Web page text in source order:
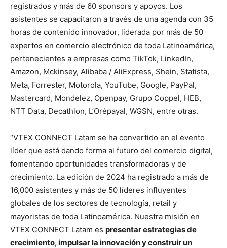
registrados y más de 60 sponsors y apoyos. Los
asistentes se capacitaron a través de una agenda con 35
horas de contenido innovador, liderada por más de 50
expertos en comercio electrónico de toda Latinoamérica,
pertenecientes a empresas como TikTok, LinkedIn,
Amazon, Mckinsey, Alibaba / AliExpress, Shein, Statista,
Meta, Forrester, Motorola, YouTube, Google, PayPal,
Mastercard, Mondelez, Openpay, Grupo Coppel, HEB,
NTT Data, Decathlon, L’Orépayal, WGSN, entre otras.
“VTEX CONNECT Latam se ha convertido en el evento
líder que está dando forma al futuro del comercio digital,
fomentando oportunidades transformadoras y de
crecimiento. La edición de 2024 ha registrado a más de
16,000 asistentes y más de 50 líderes influyentes
globales de los sectores de tecnología, retail y
mayoristas de toda Latinoamérica. Nuestra misión en
VTEX CONNECT Latam es presentar estrategias de
crecimiento, impulsar la innovación y construir un